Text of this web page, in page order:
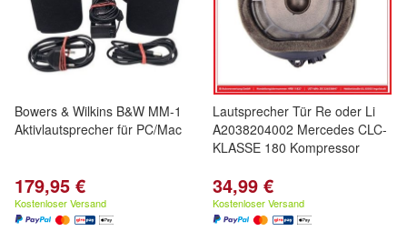
Bowers & Wilkins B&W MM-1
Aktivlautsprecher für PC/Mac
179,95 €
Kostenloser Versand
Lautsprecher Tür Re oder Li
A2038204002 Mercedes CLC-
KLASSE 180 Kompressor
34,99 €
Kostenloser Versand